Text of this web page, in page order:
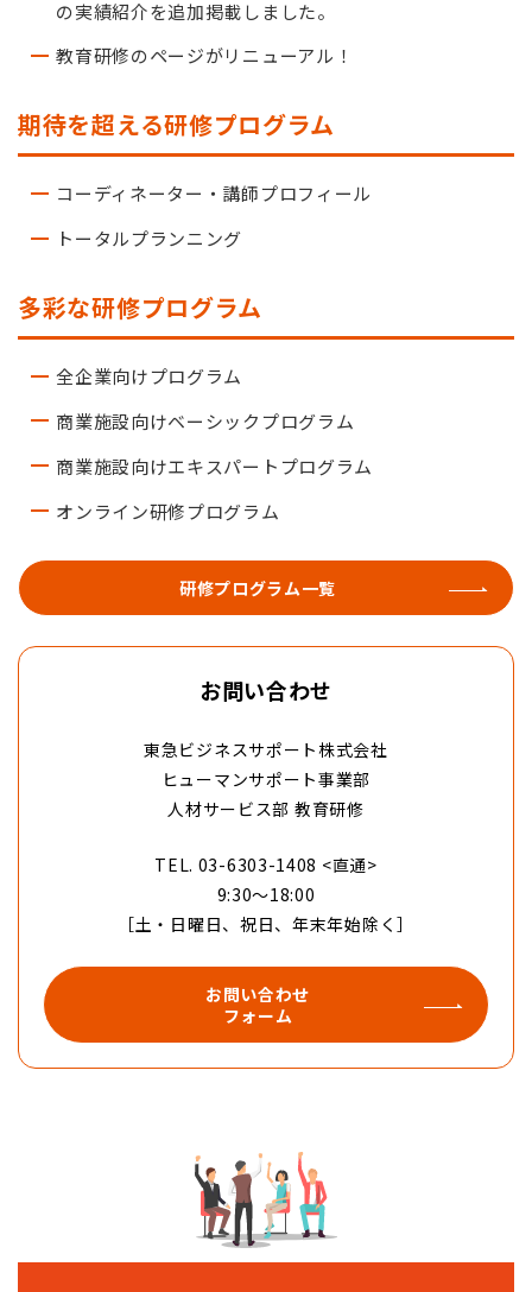
の実績紹介を追加掲載しました。
教育研修のページがリニューアル！
期待を超える研修プログラム
コーディネーター・講師プロフィール
トータルプランニング
多彩な研修プログラム
全企業向けプログラム
商業施設向けベーシックプログラム
商業施設向けエキスパートプログラム
オンライン研修プログラム
研修プログラム一覧
お問い合わせ
東急ビジネスサポート株式会社
ヒューマンサポート事業部
人材サービス部 教育研修
TEL. 03-6303-1408 <直通>
9:30〜18:00
［土・日曜日、祝日、年末年始除く］
お問い合わせ
フォーム